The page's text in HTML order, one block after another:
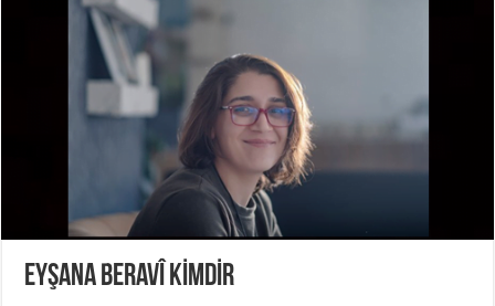
EYŞANA BERAVÎ KİMDİR